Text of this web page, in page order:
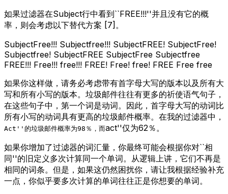
如果过滤器在Subject行中看到``FREE!!!''并且没有它的概
率，则会考虑以下替代方案 [7]。
SubjectFree!!! Subjectfree!!! SubjectFREE! SubjectFree!
Subjectfree! SubjectFREE SubjectFree Subjectfree
FREE!!! Free!!! free!!! FREE! Free! free! FREE Free free
如果你这样做，请务必考虑带有首字母大写的版本以及所有大
写和所有小写的版本。垃圾邮件往往有更多的祈使语气句子，
在这些句子中，第一个词是动词。因此，首字母大写的动词比
所有小写的动词具有更高的垃圾邮件概率。在我的过滤器中，
Act''的垃圾邮件概率为98％，而act''仅为62％。
如果你增加了过滤器的词汇量，你最终可能会根据你对``相
同''的旧定义多次计算同一个单词。从逻辑上讲，它们不再是
相同的词条。但是，如果这仍然困扰你，请让我根据经验补充
一点，你似乎要多次计算的单词往往正是你想要的单词。